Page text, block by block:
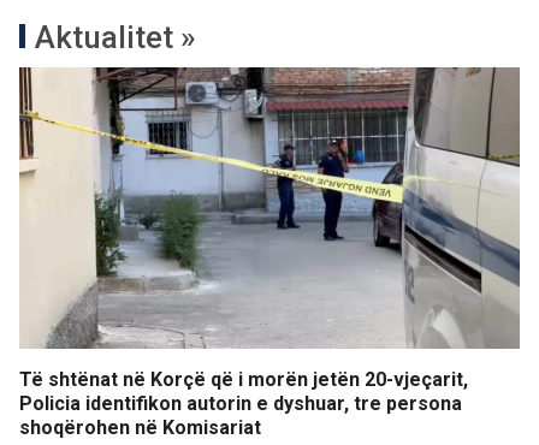
Aktualitet »
Të shtënat në Korçë që i morën jetën 20-vjeçarit,
Policia identifikon autorin e dyshuar, tre persona
shoqërohen në Komisariat